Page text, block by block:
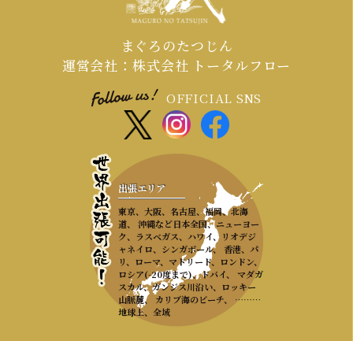
まぐろのたつじん
運営会社：株式会社 トータルフロー
OFFICIAL SNS
出張エリア
東京、大阪、名古屋、福岡、北海
道、 沖縄など日本全国、ニューヨー
ク、ラスベガス、ハワイ、リオデジ
ャネイロ、シンガポール、 香港、パ
リ、ローマ、マドリード、ロンドン、
ロシア(-20度まで)、ドバイ、 マダガ
スカル、ガンジス川沿い、ロッキー
山脈麓、 カリブ海のビーチ、 ………
地球上、全域